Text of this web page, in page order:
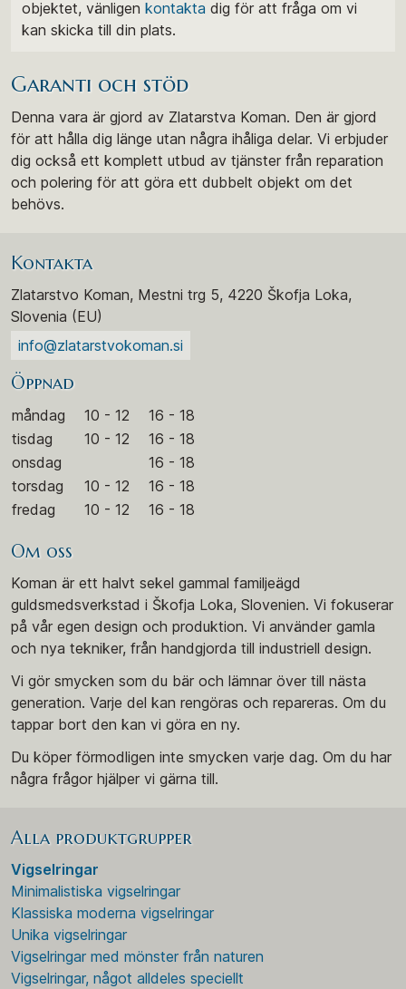
objektet, vänligen kontakta dig för att fråga om vi
kan skicka till din plats.
Garanti och stöd
Denna vara är gjord av Zlatarstva Koman. Den är gjord
för att hålla dig länge utan några ihåliga delar. Vi erbjuder
dig också ett komplett utbud av tjänster från reparation
och polering för att göra ett dubbelt objekt om det
behövs.
Kontakta
Zlatarstvo Koman, Mestni trg 5, 4220 Škofja Loka,
Slovenia (EU)
info@zlatarstvokoman.si
Öppnad
måndag 10 - 12
16 - 18
tisdag
10 - 12
16 - 18
onsdag
16 - 18
torsdag
10 - 12
16 - 18
fredag
10 - 12 16 - 18
Om oss
Koman är ett halvt sekel gammal familjeägd
guldsmedsverkstad i Škofja Loka, Slovenien. Vi fokuserar
på vår egen design och produktion. Vi använder gamla
och nya tekniker, från handgjorda till industriell design.
Vi gör smycken som du bär och lämnar över till nästa
generation. Varje del kan rengöras och repareras. Om du
tappar bort den kan vi göra en ny.
Du köper förmodligen inte smycken varje dag. Om du har
några frågor hjälper vi gärna till.
Alla produktgrupper
Vigselringar
Minimalistiska vigselringar
Klassiska moderna vigselringar
Unika vigselringar
Vigselringar med mönster från naturen
Vigselringar, något alldeles speciellt